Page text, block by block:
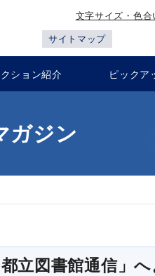
文字サイズ・色合
サイトマップ
ション紹介 ピックア
ガジン
立図書館通信」へ